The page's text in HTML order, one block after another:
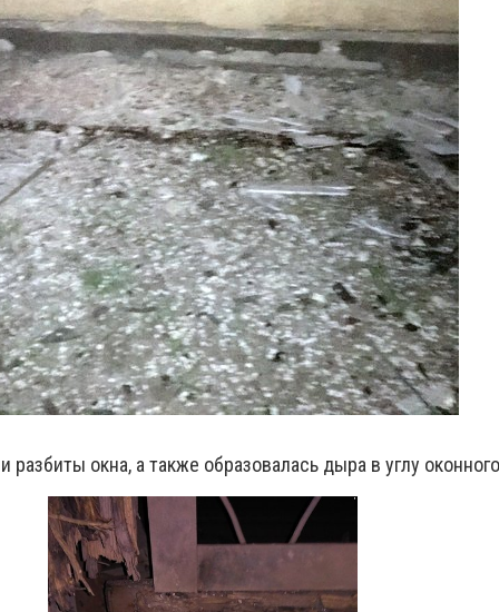
разбиты окна, а также образовалась дыра в углу